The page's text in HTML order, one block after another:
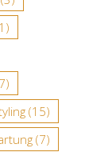
(15)
(7)